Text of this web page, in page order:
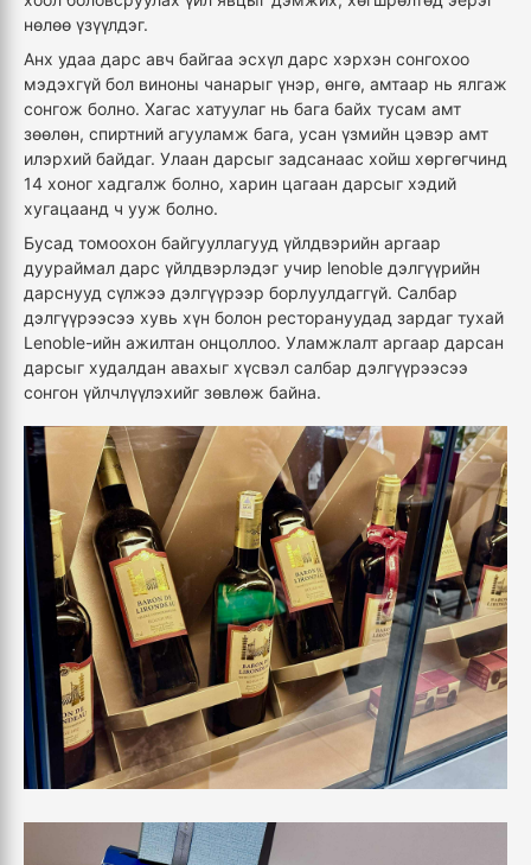
нөлөө үзүүлдэг.
Анх удаа дарс авч байгаа эсхүл дарс хэрхэн сонгохоо
мэдэхгүй бол виноны чанарыг үнэр, өнгө, амтаар нь ялгаж
сонгож болно. Хагас хатуулаг нь бага байх тусам амт
зөөлөн, спиртний агууламж бага, усан үзмийн цэвэр амт
илэрхий байдаг. Улаан дарсыг задсанаас хойш хөргөгчинд
14 хоног хадгалж болно, харин цагаан дарсыг хэдий
хугацаанд ч ууж болно.
Бусад томоохон байгууллагууд үйлдвэрийн аргаар
дуураймал дарс үйлдвэрлэдэг учир lenoble дэлгүүрийн
дарснууд сүлжээ дэлгүүрээр борлуулдаггүй. Салбар
дэлгүүрээсээ хувь хүн болон ресторануудад зардаг тухай
Lenoble-ийн ажилтан онцоллоо. Уламжлалт аргаар дарсан
дарсыг худалдан авахыг хүсвэл салбар дэлгүүрээсээ
сонгон үйлчлүүлэхийг зөвлөж байна.